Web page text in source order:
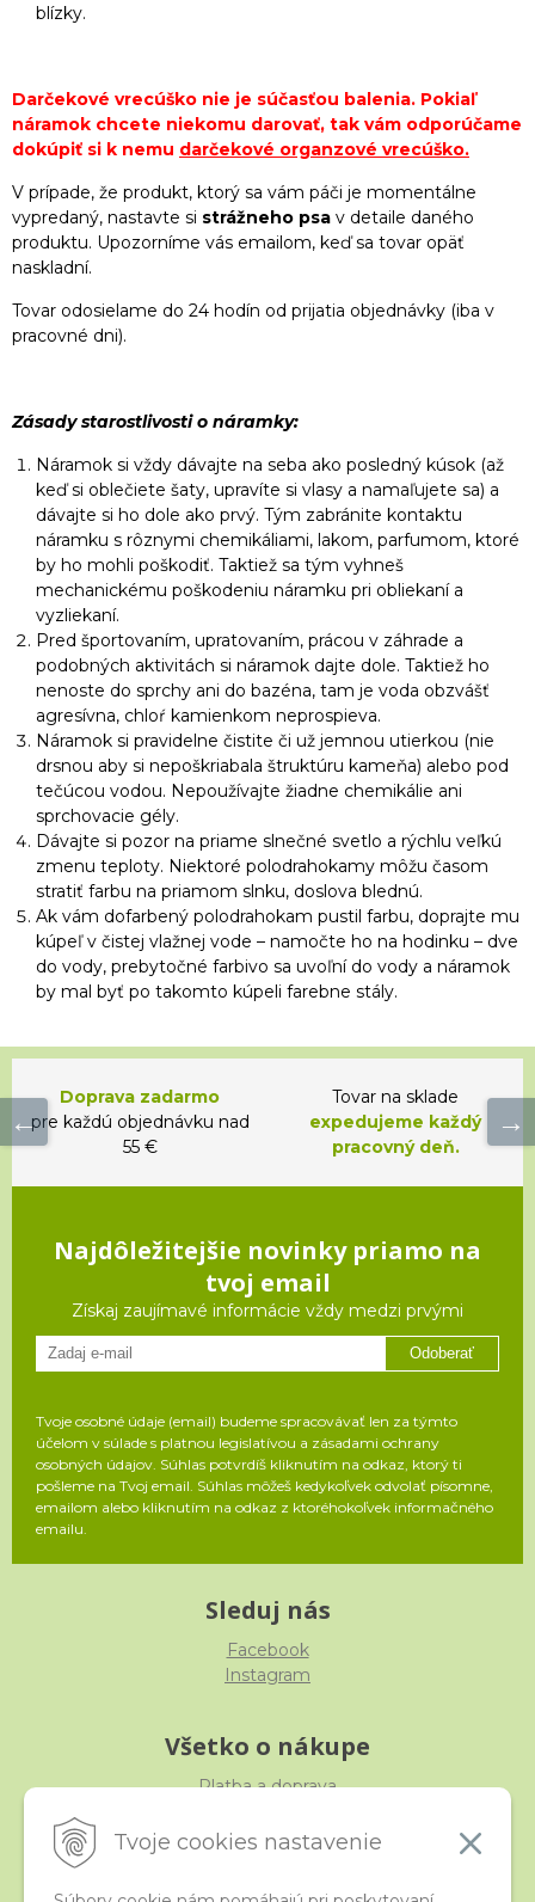
Tvoje cookies nastavenie
blízky.
Darčekové vrecúško nie je súčasťou balenia. Pokiaľ
náramok chcete niekomu darovať, tak vám odporúčame
dokúpiť si k nemu darčekové organzové vrecúško.
V prípade, že produkt, ktorý sa vám páči je momentálne
vypredaný, nastavte si strážneho psa v detaile daného
produktu. Upozorníme vás emailom, keď sa tovar opäť
naskladní.
Tovar odosielame do 24 hodín od prijatia objednávky (iba v
pracovné dni).
Zásady starostlivosti o náramky:
Náramok si vždy dávajte na seba ako posledný kúsok (až
keď si oblečiete šaty, upravíte si vlasy a namaľujete sa) a
dávajte si ho dole ako prvý. Tým zabránite kontaktu
náramku s rôznymi chemikáliami, lakom, parfumom, ktoré
by ho mohli poškodiť. Taktiež sa tým vyhneš
mechanickému poškodeniu náramku pri obliekaní a
vyzliekaní.
Pred športovaním, upratovaním, prácou v záhrade a
podobných aktivitách si náramok dajte dole. Taktiež ho
nenoste do sprchy ani do bazéna, tam je voda obzvášť
agresívna, chloŕ kamienkom neprospieva.
Náramok si pravidelne čistite či už jemnou utierkou (nie
drsnou aby si nepoškriabala štruktúru kameňa) alebo pod
tečúcou vodou. Nepoužívajte žiadne chemikálie ani
sprchovacie gély.
Dávajte si pozor na priame slnečné svetlo a rýchlu veľkú
zmenu teploty. Niektoré polodrahokamy môžu časom
stratiť farbu na priamom slnku, doslova blednú.
Ak vám dofarbený polodrahokam pustil farbu, doprajte mu
kúpeľ v čistej vlažnej vode – namočte ho na hodinku – dve
do vody, prebytočné farbivo sa uvoľní do vody a náramok
by mal byť po takomto kúpeli farebne stály.
Doprava zadarmo
pre každú objednávku nad
55 €
Tovar na sklade
expedujeme každý
pracovný deň.
Najdôležitejšie novinky priamo na
tvoj email
Získaj zaujímavé informácie vždy medzi prvými
Odoberať
Tvoje osobné údaje (email) budeme spracovávať len za týmto
účelom v súlade s platnou legislatívou a zásadami ochrany
osobných údajov. Súhlas potvrdíš kliknutím na odkaz, ktorý ti
pošleme na Tvoj email. Súhlas môžeš kedykoľvek odvolať písomne,
emailom alebo kliknutím na odkaz z ktoréhokoľvek informačného
emailu.
Sleduj nás
Facebook
Instagram
Všetko o nákupe
Platba a doprava
Obchodné podmienky